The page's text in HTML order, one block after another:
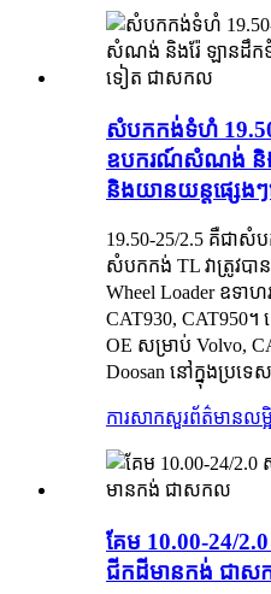
សំបកកង់ទំហំ
ឧបករណ៍សំណង់ និង
និងយានយន្តផ្សេ
19.50-25/2.5 គឺជាសំប
សំបកកង់ TL វាត្រូវបា
Wheel Loader ឧទា
CAT930, CAT950។
OE សម្រាប់ Volvo,
Doosan នៅក្នុងប្រទេ
ការសាកសួរព័ត៌មានលម្
គែម 10.00-24/
ជីកដីមានកង់ ជា